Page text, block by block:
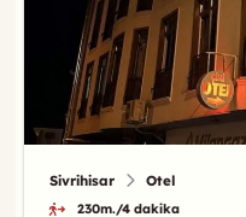
Sivrihisar Otel
230m./4 dakika